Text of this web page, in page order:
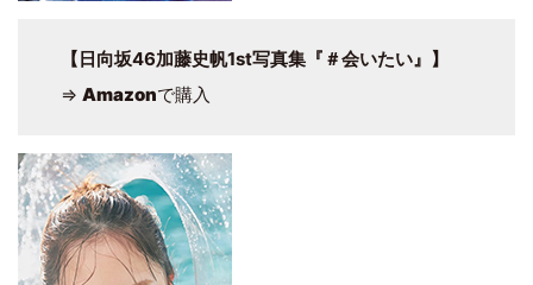
【日向坂46加藤史帆1st写真集『＃会いたい』】
⇒ Amazonで購入